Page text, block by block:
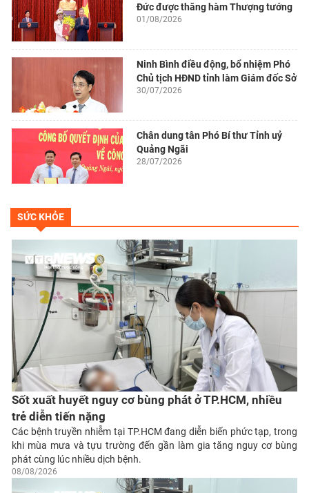
Đức được thăng hàm Thượng tướng
01/08/2026
Ninh Bình điều động, bổ nhiệm Phó
Chủ tịch HĐND tỉnh làm Giám đốc Sở
30/07/2026
Chân dung tân Phó Bí thư Tỉnh uỷ
Quảng Ngãi
28/07/2026
SỨC KHỎE
Sốt xuất huyết nguy cơ bùng phát ở TP.HCM, nhiều
trẻ diễn tiến nặng
Các bệnh truyền nhiễm tại TP.HCM đang diễn biến phức tạp, trong
khi mùa mưa và tựu trường đến gần làm gia tăng nguy cơ bùng
phát cùng lúc nhiều dịch bệnh.
08/08/2026